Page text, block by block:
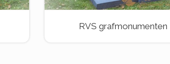
RVS grafmonumenten